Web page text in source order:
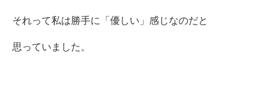
それって私は勝手に「優しい」感じなのだと
思っていました。